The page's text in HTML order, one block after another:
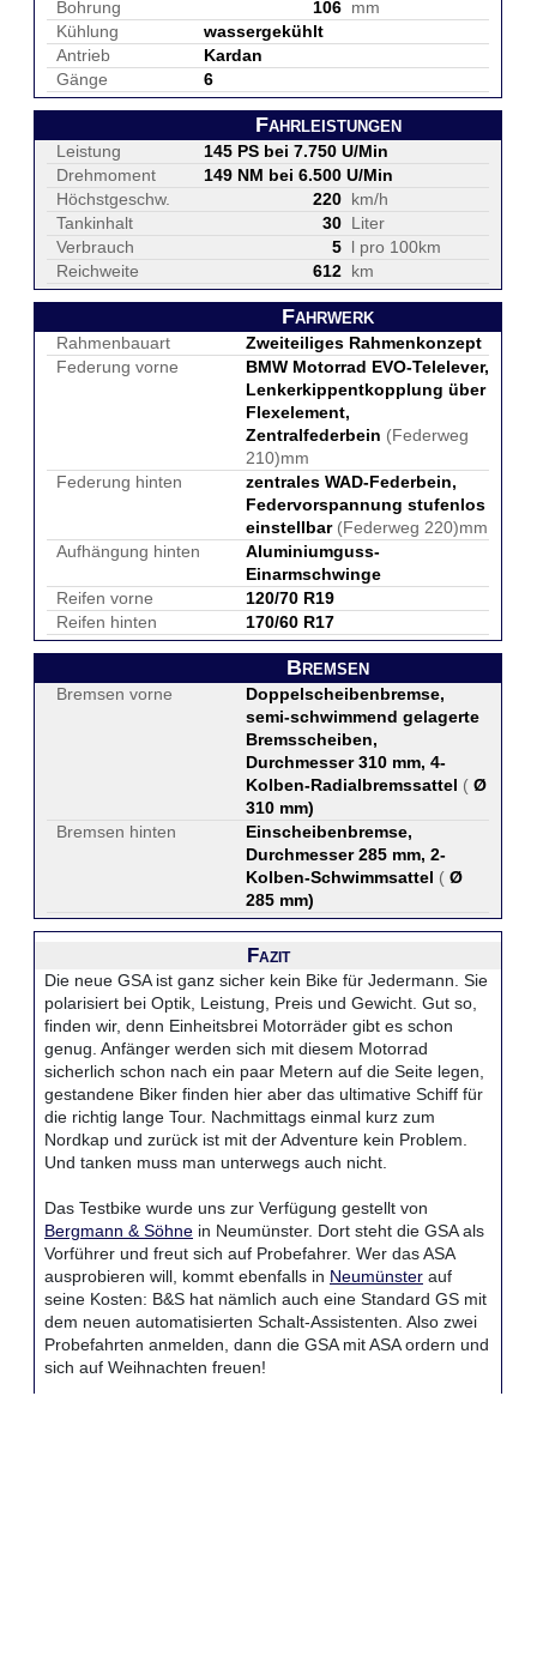
Bohrung 106 mm
Kühlung
wassergekühlt
Antrieb
Kardan
Gänge
6
Fahrleistungen
Leistung
145 PS bei 7.750 U/Min
Drehmoment
149 NM bei 6.500 U/Min
Höchstgeschw.
220 km/h
Tankinhalt
30 Liter
Verbrauch
5 l pro 100km
Reichweite
612 km
Fahrwerk
Rahmenbauart
Zweiteiliges Rahmenkonzept
Federung vorne
BMW Motorrad EVO-Telelever,
Lenkerkippentkopplung über
Flexelement,
Zentralfederbein (Federweg
210)mm
Federung hinten
zentrales WAD-Federbein,
Federvorspannung stufenlos
einstellbar(Federweg 220)mm
Aufhängung hinten
Aluminiumguss-
Einarmschwinge
Reifen vorne
120/70 R19
Reifen hinten
170/60 R17
Bremsen
Bremsen vorne
Doppelscheibenbremse,
semi-schwimmend gelagerte
Bremsscheiben,
Durchmesser 310 mm, 4-
Kolben-Radialbremssattel ( Ø
310 mm)
Bremsen hinten
Einscheibenbremse,
Durchmesser 285 mm, 2-
Kolben-Schwimmsattel ( Ø
285 mm)
Fazit
Die neue GSA ist ganz sicher kein Bike für Jedermann. Sie
polarisiert bei Optik, Leistung, Preis und Gewicht. Gut so,
finden wir, denn Einheitsbrei Motorräder gibt es schon
genug. Anfänger werden sich mit diesem Motorrad
sicherlich schon nach ein paar Metern auf die Seite legen,
gestandene Biker finden hier aber das ultimative Schiff für
die richtig lange Tour. Nachmittags einmal kurz zum
Nordkap und zurück ist mit der Adventure kein Problem.
Und tanken muss man unterwegs auch nicht.
Das Testbike wurde uns zur Verfügung gestellt von
Bergmann & Söhne in Neumünster. Dort steht die GSA als
Vorführer und freut sich auf Probefahrer. Wer das ASA
ausprobieren will, kommt ebenfalls in Neumünster auf
seine Kosten: B&S hat nämlich auch eine Standard GS mit
dem neuen automatisierten Schalt-Assistenten. Also zwei
Probefahrten anmelden, dann die GSA mit ASA ordern und
sich auf Weihnachten freuen!